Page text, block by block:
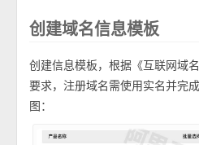
创建域名信息模板
创建信息模板，根据《互联网域
要求，注册域名需使用实名并完
图：